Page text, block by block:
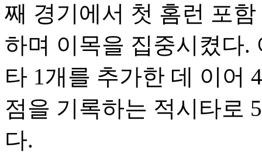
째 경기에서 첫 홈런 포
하며 이목을 집중시켰다.
타 1개를 추가한 데 이어
점을 기록하는 적시타로
다.